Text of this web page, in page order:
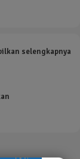
selengkapnya